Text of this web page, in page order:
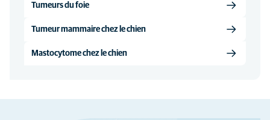
Tumeurs du foie
Tumeur mammaire chez le chien
Mastocytome chez le chien